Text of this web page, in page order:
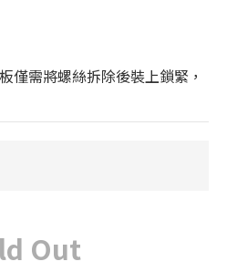
僅需將螺絲拆除後裝上鎖緊，
Out